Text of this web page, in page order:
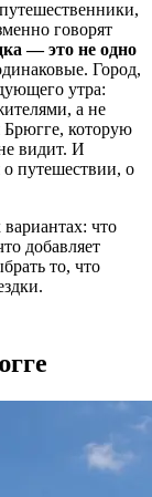
говорят
— это не одно
Город,
утра:
а не
Брюгге, которую
видит. И
путешествии, о
вариантах: что
добавляет
то, что